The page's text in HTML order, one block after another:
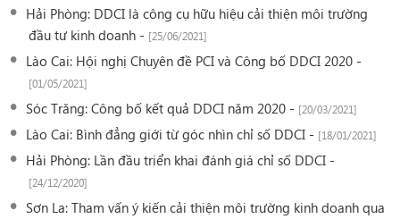
Hải Phòng: DDCI là công cụ hữu hiệu cải thiện môi trường
đầu tư kinh doanh - [25/06/2021]
Lào Cai: Hội nghị Chuyên đề PCI và Công bố DDCI 2020 -
[01/05/2021]
Sóc Trăng: Công bố kết quả DDCI năm 2020 - [20/03/2021]
Lào Cai: Bình đẳng giới từ góc nhìn chỉ số DDCI - [18/01/2021]
Hải Phòng: Lần đầu triển khai đánh giá chỉ số DDCI -
[24/12/2020]
Sơn La: Tham vấn ý kiến cải thiện môi trường kinh doanh qua